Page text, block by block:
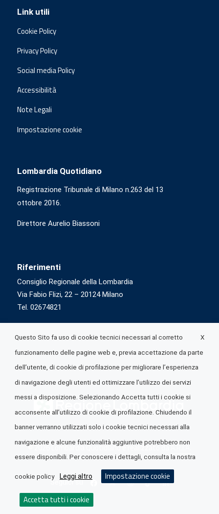
Link utili
Cookie Policy
Privacy Policy
Social media Policy
Accessibilità
Note Legali
Impostazione cookie
Lombardia Quotidiano
Registrazione Tribunale di Milano n.263 del 13
ottobre 2016.
Direttore Aurelio Biassoni
Riferimenti
Consiglio Regionale della Lombardia
Via Fabio Flizi, 22 – 20124 Milano
Tel. 02674821
© 2026 Lombardia Quotidiano è realizzato daA.R.I.A.
Seguici su
X
Questo Sito fa uso di cookie tecnici necessari al corretto
funzionamento delle pagine web e, previa accettazione da parte
dell’utente, di cookie di profilazione per migliorare l’esperienza
di navigazione degli utenti ed ottimizzare l’utilizzo dei servizi
messi a disposizione. Selezionando Accetta tutti i cookie si
acconsente all’utilizzo di cookie di profilazione. Chiudendo il
banner verranno utilizzati solo i cookie tecnici necessari alla
navigazione e alcune funzionalità aggiuntive potrebbero non
essere disponibili. Per conoscere i dettagli, consulta la nostra
cookie policy Leggi altro Impostazione cookie
Accetta tutti i cookie